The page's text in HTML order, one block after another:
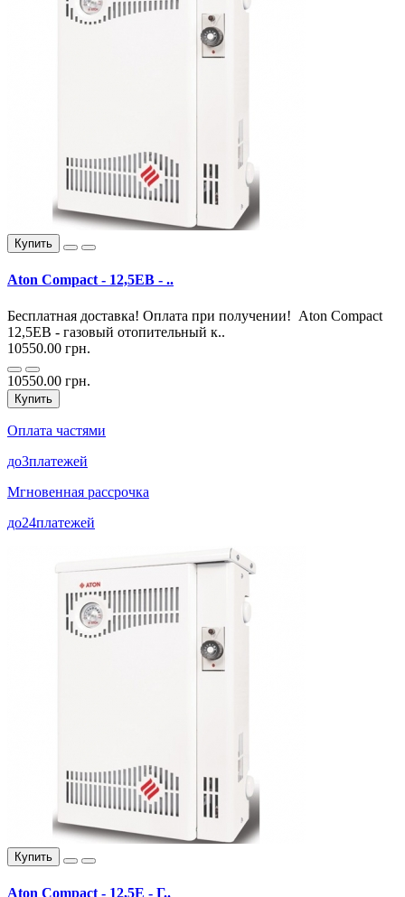
Купить
Aton Compact - 12,5EВ - ..
Бесплатная доставка! Оплата при получении! Aton Compact
12,5EВ - газовый отопительный к..
10550.00 грн.
10550.00 грн.
Купить
Оплата частями
до3платежей
Мгновенная рассрочка
до24платежей
Купить
Aton Compact - 12,5E - Г..